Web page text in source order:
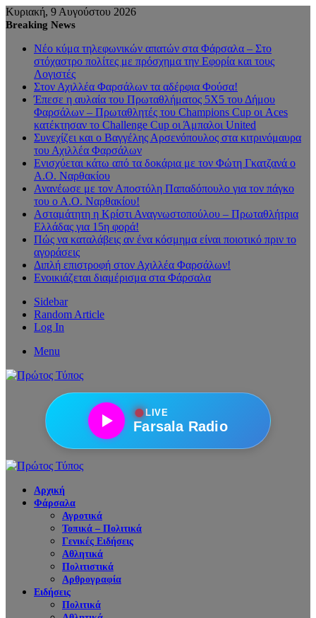
Κυριακή, 9 Αυγούστου 2026
Breaking News
Νέο κύμα τηλεφωνικών απατών στα Φάρσαλα – Στο
στόχαστρο πολίτες με πρόσχημα την Εφορία και τους
Λογιστές
Στον Αχιλλέα Φαρσάλων τα αδέρφια Φούσα!
Έπεσε η αυλαία του Πρωταθλήματος 5Χ5 του Δήμου
Φαρσάλων – Πρωταθλητές του Champions Cup οι Aces
κατέκτησαν το Challenge Cup οι Άμπαλοι United
Συνεχίζει και ο Βαγγέλης Αρσενόπουλος στα κιτρινόμαυρα
του Αχιλλέα Φαρσάλων
Ενισχύεται κάτω από τα δοκάρια με τον Φώτη Γκατζανά ο
Α.Ο. Ναρθακίου
Ανανέωσε με τον Αποστόλη Παπαδόπουλο για τον πάγκο
του ο Α.Ο. Ναρθακίου!
Ασταμάτητη η Κρίστι Αναγνωστοπούλου – Πρωταθλήτρια
Ελλάδας για 15η φορά!
Πώς να καταλάβεις αν ένα κόσμημα είναι ποιοτικό πριν το
αγοράσεις
Διπλή επιστροφή στον Αχιλλέα Φαρσάλων!
Ενοικιάζεται διαμέρισμα στα Φάρσαλα
Sidebar
Random Article
Log In
Menu
●LIVE
Farsala Radio
Αρχική
Φάρσαλα
Αγροτικά
Τοπικά – Πολιτικά
Γενικές Ειδήσεις
Αθλητικά
Πολιτιστικά
Αρθρογραφία
Ειδήσεις
Πολιτικά